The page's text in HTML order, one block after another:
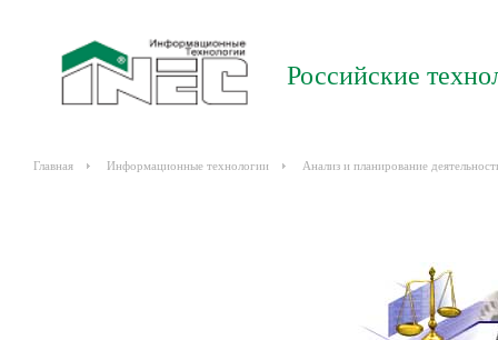
Российские
Главная Информационные технологии Анализ и планирование